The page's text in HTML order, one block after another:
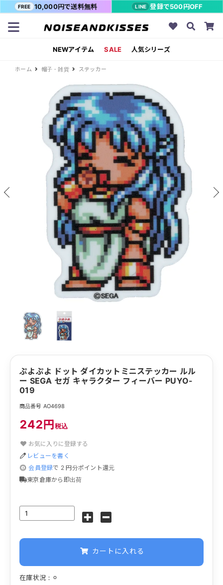
FREE 10,000円で送料無料 LINE 登録で500円OFF
NEWアイテム SALE 人気シリーズ
ホーム 帽子・雑貨 ステッカー
ぷよぷよ ドット ダイカットミニステッカー ルル
ー SEGA セガ キャラクター フィーバー PUYO-
019
商品番号 AO4698
242円税込
お気に入りに登録する
レビューを書く
会員登録で 2円分ポイント還元
東京倉庫から即出荷
カートに入れる
在庫状況：⚪︎